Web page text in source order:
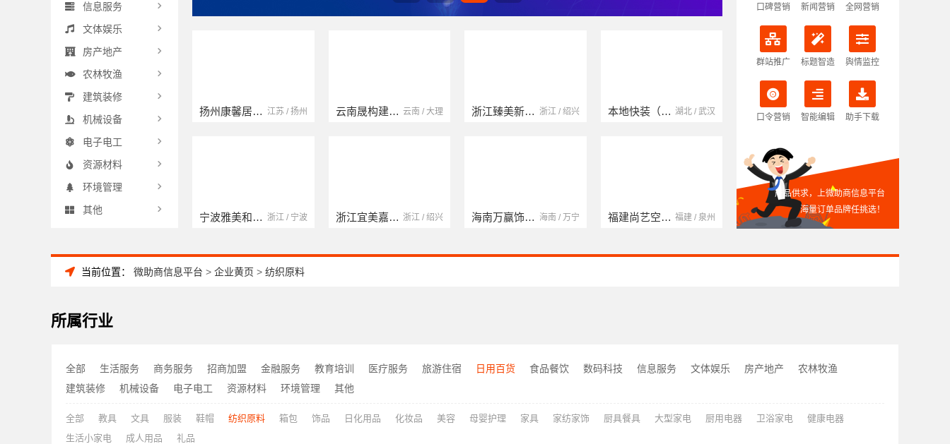
云南晟构建筑建材有限公司 云南 / 大理
浙江宜美嘉装饰工程有限公司 浙江 / 绍兴
浙江臻美新型建材有限公司 浙江 / 绍兴
海南万赢饰家新型建筑材料有限公司 海南 / 万宁
本地快装（湖北）科技有限公司 湖北 / 武汉
福建尚艺空间新材料科技有限公司 福建 / 泉州
南京玻璃镜子加工厂 江苏 / 南京
中蓝建投（北京）建设有限公司四川第一分公司 四川 / 成都
湖北省腾冠畅实业贸易有限公司 湖北 / 武汉
湖南自由家装饰工程有限公司 湖南 / 湘潭
信息服务
文体娱乐
房产地产
农林牧渔
建筑装修
机械设备
电子电工
资源材料
环境管理
其他
口碑营销 新闻营销 全网营销
群站推广 标题智造 舆情监控
口令营销 智能编辑 助手下载
产品供求，上微助商信息平台
海量订单品牌任挑选！
当前位置： 微助商信息平台 > 企业黄页 > 纺织原料
所属行业
全部 生活服务 商务服务 招商加盟 金融服务 教育培训 医疗服务 旅游住宿 日用百货 食品餐饮 数码科技 信息服务 文体娱乐 房产地产
农林牧渔
建筑装修
机械设备 电子电工 资源材料 环境管理 其他
全部 教具 文具 服装 鞋帽 纺织原料 箱包 饰品 日化用品 化妆品 美容 母婴护理 家具 家纺家饰 厨具餐具 大型家电 厨用电器 卫浴家电
健康电器
生活小家电
成人用品 礼品